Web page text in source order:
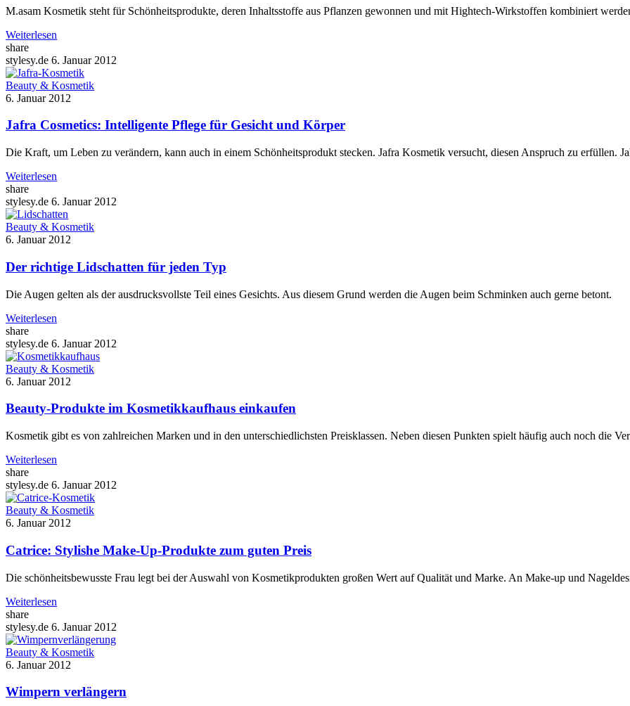
M.asam Kosmetik steht für Schönheitsprodukte, deren Inhaltsstoffe aus Pflanzen gewonnen und mit Hightech-Wirkstoffen kombiniert
Weiterlesen
share
stylesy.de 6. Januar 2012
Beauty & Kosmetik
6. Januar 2012
Jafra Cosmetics: Intelligente Pflege für Gesicht und Körper
Die Kraft, um Leben zu verändern, kann auch in einem Schönheitsprodukt stecken. Jafra Kosmetik versucht, diesen Anspruch zu erfüllen.
Weiterlesen
share
stylesy.de 6. Januar 2012
Beauty & Kosmetik
6. Januar 2012
Der richtige Lidschatten für jeden Typ
Die Augen gelten als der ausdrucksvollste Teil eines Gesichts. Aus diesem Grund werden die Augen beim Schminken auch gerne betont.
Weiterlesen
share
stylesy.de 6. Januar 2012
Beauty & Kosmetik
6. Januar 2012
Beauty-Produkte im Kosmetikkaufhaus einkaufen
Kosmetik gibt es von zahlreichen Marken und in den unterschiedlichsten Preisklassen. Neben diesen Punkten spielt häufig auch noch die
Weiterlesen
share
stylesy.de 6. Januar 2012
Beauty & Kosmetik
6. Januar 2012
Catrice: Stylishe Make-Up-Produkte zum guten Preis
Die schönheitsbewusste Frau legt bei der Auswahl von Kosmetikprodukten großen Wert auf Qualität und Marke. An Make-up und
Weiterlesen
share
stylesy.de 6. Januar 2012
Beauty & Kosmetik
6. Januar 2012
Wimpern verlängern